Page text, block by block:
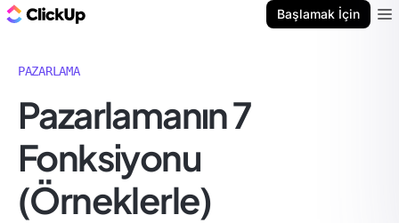
Başlamak İçin
PAZARLAMA
Pazarlamanın 7
Fonksiyonu
(Örneklerle)